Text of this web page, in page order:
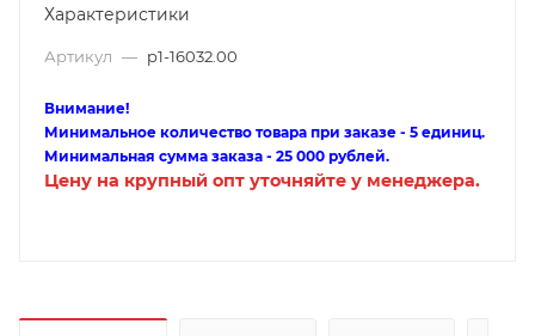
Характеристики
Артикул — p1-16032.00
Внимание!
Минимальное количество товара при заказе - 5 единиц.
Минимальная сумма заказа - 25 000 рублей.
Цену на крупный опт уточняйте у менеджера.